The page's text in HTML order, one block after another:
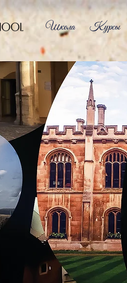
Школа Курсы